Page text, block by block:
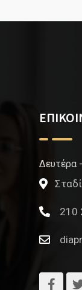
Δευτέρα
210